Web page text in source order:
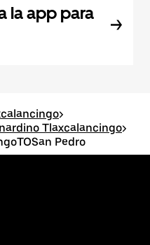
la app para
>
Tlaxcalancingo>
Pedro